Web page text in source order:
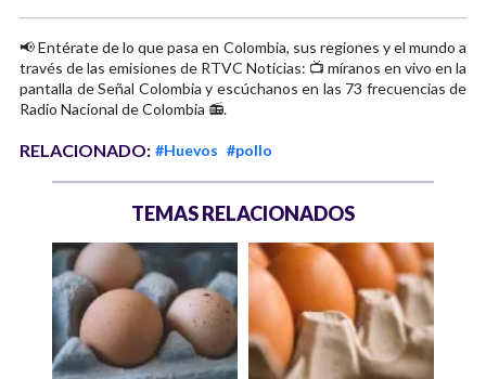
📢 Entérate de lo que pasa en Colombia, sus regiones y el mundo a
través de las emisiones de RTVC Noticias: 📺 míranos en vivo en la
pantalla de Señal Colombia y escúchanos en las 73 frecuencias de
Radio Nacional de Colombia 📻.
RELACIONADO: #Huevos #pollo
TEMAS RELACIONADOS